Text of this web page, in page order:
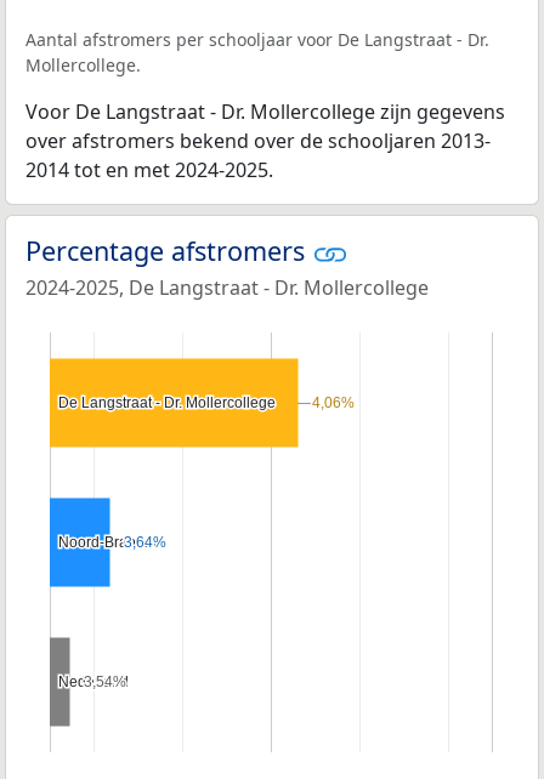
Aantal afstromers per schooljaar voor De Langstraat - Dr.
Mollercollege.
Voor De Langstraat - Dr. Mollercollege zijn gegevens
over afstromers bekend over de schooljaren 2013-
2014 tot en met 2024-2025.
Percentage afstromers
2024-2025, De Langstraat - Dr. Mollercollege
De Langstraat - Dr. Mollercollege
De Langstraat - Dr. Mollercollege
Noord-Brabant
Noord-Brabant
Nederland
Nederland
4,06%
4,06%
3,64%
3,64%
3,54%
3,54%